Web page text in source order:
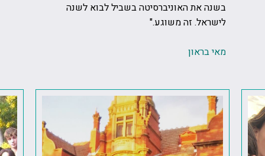
בשנה את האוניברסיטה בשביל לבוא לשנה
לישראל. זה משוגע."
מאי בראון